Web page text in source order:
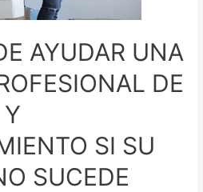
AYUDAR UNA
DE
SI SU
SUCEDE